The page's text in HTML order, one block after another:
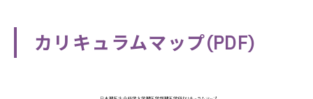
カリキュラムマップ(PDF)